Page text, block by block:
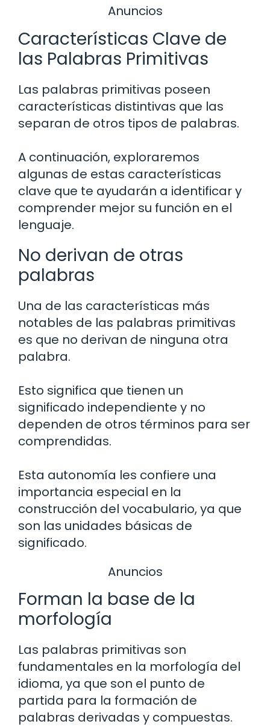
Anuncios
Características Clave de
las Palabras Primitivas
Las palabras primitivas poseen
características distintivas que las
separan de otros tipos de palabras.
A continuación, exploraremos
algunas de estas características
clave que te ayudarán a identificar y
comprender mejor su función en el
lenguaje.
No derivan de otras
palabras
Una de las características más
notables de las palabras primitivas
es que no derivan de ninguna otra
palabra.
Esto significa que tienen un
significado independiente y no
dependen de otros términos para ser
comprendidas.
Esta autonomía les confiere una
importancia especial en la
construcción del vocabulario, ya que
son las unidades básicas de
significado.
Anuncios
Forman la base de la
morfología
Las palabras primitivas son
fundamentales en la morfología del
idioma, ya que son el punto de
partida para la formación de
palabras derivadas y compuestas.